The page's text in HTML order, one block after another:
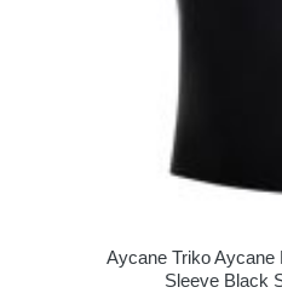
Aycane Triko Aycane
Sleeve Black